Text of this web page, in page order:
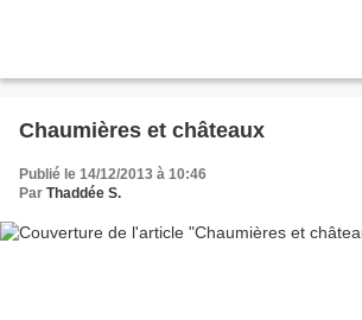
Chaumières et châteaux
Publié le 14/12/2013 à 10:46
Par Thaddée S.